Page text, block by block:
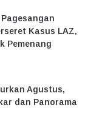
Kasus LAZ,
Pemenang
Agustus,
dan Panorama